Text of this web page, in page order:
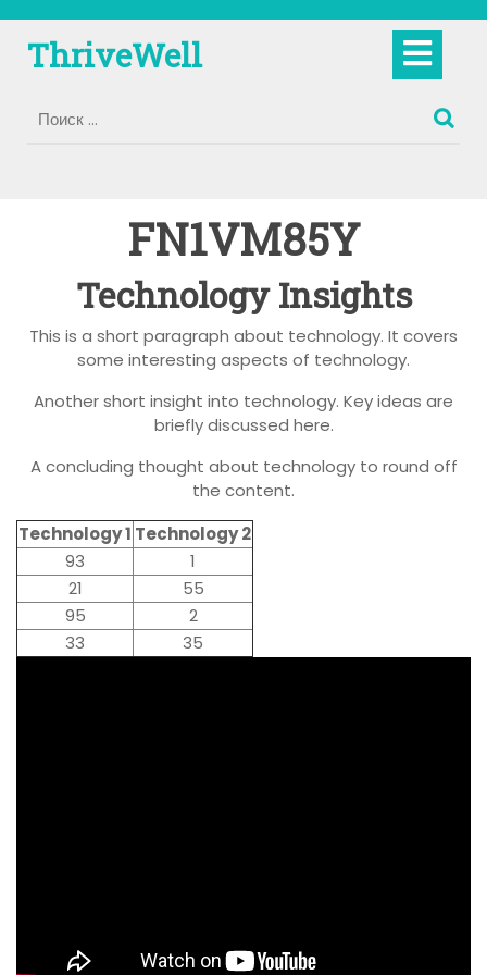
содержимому
ThriveWell
FN1VM85Y
Technology Insights
This is a short paragraph about technology. It covers
some interesting aspects of technology.
Another short insight into technology. Key ideas are
briefly discussed here.
A concluding thought about technology to round off
the content.
Technology 1 Technology 2
93
1
21
55
95
2
33
35